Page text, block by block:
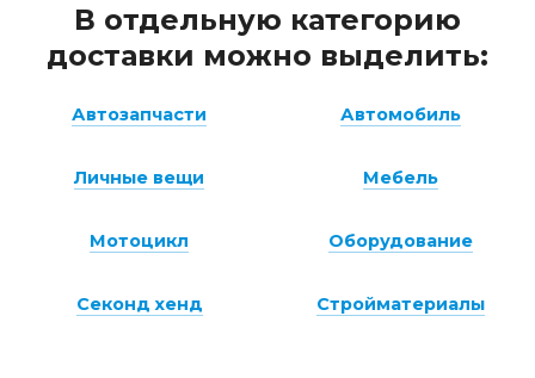
В отдельную категорию
доставки можно выделить:
Автозапчасти Автомобиль
Личные вещи Мебель
Мотоцикл Оборудование
Секонд хенд Стройматериалы